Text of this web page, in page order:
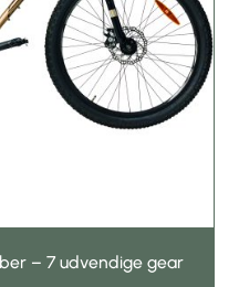
– 7 udvendige gear